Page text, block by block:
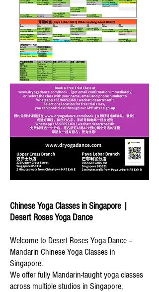
Chinese Yoga Classes in Singapore |
Desert Roses Yoga Dance
Welcome to Desert Roses Yoga Dance –
Mandarin Chinese Yoga Classes in
Singapore.
We offer fully Mandarin-taught yoga classes
across multiple studios in Singapore,